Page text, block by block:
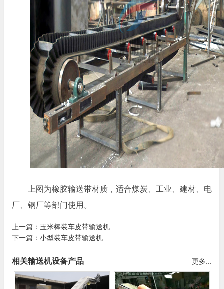
上图为橡胶输送带材质，适合煤炭、工业、建材、电
厂、钢厂等部门使用。
上一篇： 玉米棒装车皮带输送机
下一篇： 小型装车皮带输送机
相关输送机设备产品 更多...